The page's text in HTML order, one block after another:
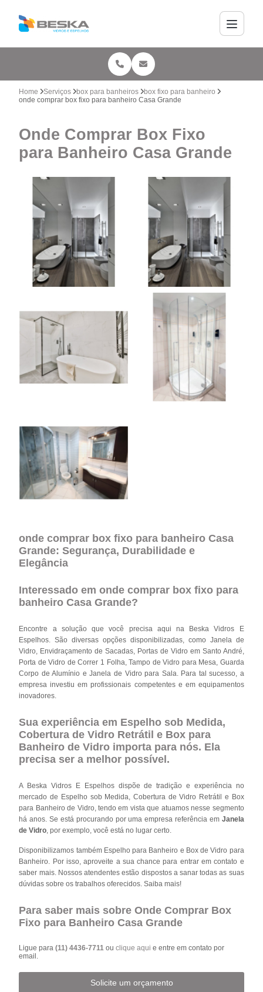
Home Serviços box para banheiros
box fixo para banheiro
onde comprar box fixo para banheiro Casa Grande
Onde Comprar Box Fixo
para Banheiro Casa Grande
onde comprar box fixo para banheiro Casa
Grande: Segurança, Durabilidade e
Elegância
Interessado em onde comprar box fixo para
banheiro Casa Grande?
Encontre a solução que você precisa aqui na Beska Vidros E
Espelhos. São diversas opções disponibilizadas, como Janela de
Vidro, Envidraçamento de Sacadas, Portas de Vidro em Santo André,
Porta de Vidro de Correr 1 Folha, Tampo de Vidro para Mesa, Guarda
Corpo de Alumínio e Janela de Vidro para Sala. Para tal sucesso, a
empresa investiu em profissionais competentes e em equipamentos
inovadores.
Sua experiência em Espelho sob Medida,
Cobertura de Vidro Retrátil e Box para
Banheiro de Vidro importa para nós. Ela
precisa ser a melhor possível.
A Beska Vidros E Espelhos dispõe de tradição e experiência no
mercado de Espelho sob Medida, Cobertura de Vidro Retrátil e Box
para Banheiro de Vidro, tendo em vista que atuamos nesse segmento
há anos. Se está procurando por uma empresa referência em Janela
de Vidro , por exemplo, você está no lugar certo.
Disponibilizamos também Espelho para Banheiro e Box de Vidro para
Banheiro. Por isso, aproveite a sua chance para entrar em contato e
saber mais. Nossos atendentes estão dispostos a sanar todas as suas
dúvidas sobre os trabalhos oferecidos. Saiba mais!
Para saber mais sobre Onde Comprar Box
Fixo para Banheiro Casa Grande
Ligue para(11) 4436-7711ouclique aqui e entre em contato por
email.
Solicite um orçamento